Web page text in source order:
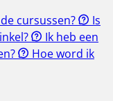
cursussen?
Is
Ik heb een
Hoe word ik